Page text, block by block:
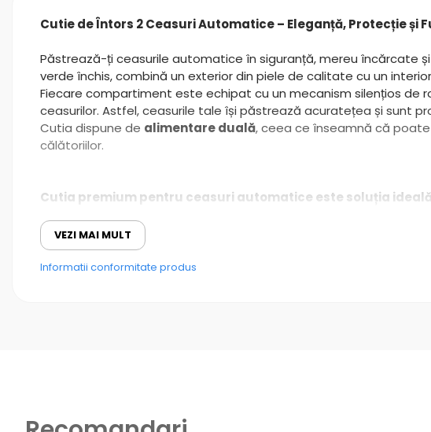
Cutie de Întors 2 Ceasuri Automatice – Eleganță, Protecție și
Păstrează-ți ceasurile automatice în siguranță, mereu încărcate
verde închis, combină un exterior din piele de calitate cu un
Fiecare compartiment este echipat cu un mecanism silențios de
ceasurilor. Astfel, ceasurile tale își păstrează acuratețea și sunt
Cutia dispune de alimentare duală, ceea ce înseamnă că
călătoriilor.
Cutia premium pentru ceasuri automatice este soluția
Potrivită pentru 2 ceasuri automatice
Mecanism de rotire silențios și eficient
Interior din catifea moale – protejează suprafața ceasurilor
VEZI MAI MULT
Informatii conformitate produs